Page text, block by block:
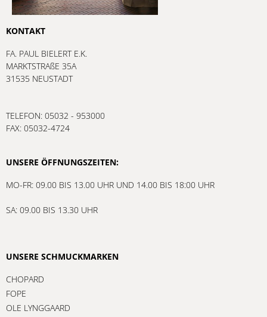
KONTAKT
FA. PAUL BIELERT E.K.
MARKTSTRAßE 35A
31535 NEUSTADT
TELEFON: 05032 - 953000
FAX: 05032-4724
UNSERE ÖFFNUNGSZEITEN:
MO-FR: 09.00 BIS 13.00 UHR UND 14.00 BIS 18:00 UHR
SA: 09.00 BIS 13.30 UHR
UNSERE SCHMUCKMARKEN
CHOPARD
FOPE
OLE LYNGGAARD